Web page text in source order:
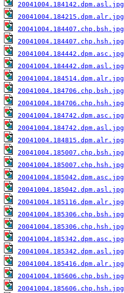
20041004.184142.dpm.asl.jpg
20041004.184215.dpm.alr.jpg
20041004.184407.chp.bsh.jpg
20041004.184407.chp.hsh.jpg
20041004.184442.dpm.asc.jpg
20041004.184442.dpm.asl.jpg
20041004.184514.dpm.alr.jpg
20041004.184706.chp.bsh.jpg
20041004.184706.chp.hsh.jpg
20041004.184742.dpm.asc.jpg
20041004.184742.dpm.asl.jpg
20041004.184815.dpm.alr.jpg
20041004.185007.chp.bsh.jpg
20041004.185007.chp.hsh.jpg
20041004.185042.dpm.asc.jpg
20041004.185042.dpm.asl.jpg
20041004.185116.dpm.alr.jpg
20041004.185306.chp.bsh.jpg
20041004.185306.chp.hsh.jpg
20041004.185342.dpm.asc.jpg
20041004.185342.dpm.asl.jpg
20041004.185416.dpm.alr.jpg
20041004.185606.chp.bsh.jpg
20041004.185606.chp.hsh.jpg